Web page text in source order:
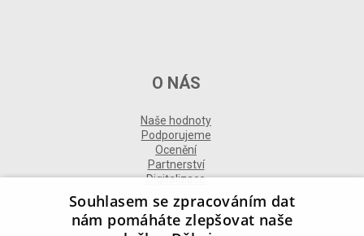
O NÁS
Naše hodnoty
Podporujeme
Ocenění
Partnerství
Digitalizace
Souhlasem se zpracováním dat
nám pomáháte zlepšovat naše